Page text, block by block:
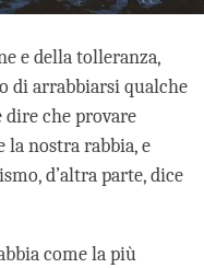
e della tolleranza,
di arrabbiarsi qualche
dire che provare
nostra rabbia, e
d’altra parte, dice
come la più